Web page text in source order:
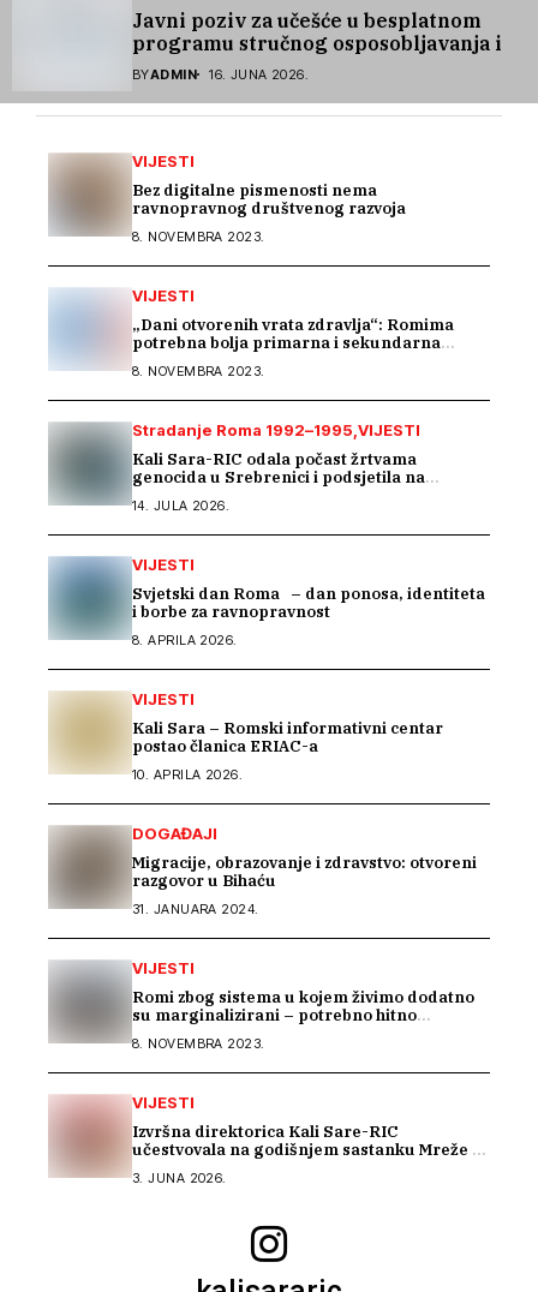
Javni poziv za učešće u besplatnom
programu stručnog osposobljavanja i
podrške pri zapošljavanju
BYADMIN 16. JUNA 2026.
VIJESTI
Bez digitalne pismenosti nema
ravnopravnog društvenog razvoja
8. NOVEMBRA 2023.
VIJESTI
„Dani otvorenih vrata zdravlja“: Romima
potrebna bolja primarna i sekundarna
8. NOVEMBRA 2023.
Stradanje Roma 1992–1995 VIJESTI
Kali Sara-RIC odala počast žrtvama
genocida u Srebrenici i podsjetila na
14. JULA 2026.
VIJESTI
Svjetski dan Roma – dan ponosa, identiteta
i borbe za ravnopravnost
8. APRILA 2026.
VIJESTI
Kali Sara – Romski informativni centar
postao članica ERIAC-a
10. APRILA 2026.
DOGAĐAJI
Migracije, obrazovanje i zdravstvo: otvoreni
razgovor u Bihaću
31. JANUARA 2024.
VIJESTI
Romi zbog sistema u kojem živimo dodatno
su marginalizirani – potrebno hitno
nivou BiH
8. NOVEMBRA 2023.
VIJESTI
Izvršna direktorica Kali Sare-RIC
učestvovala na godišnjem sastanku Mreže za
3. JUNA 2026.